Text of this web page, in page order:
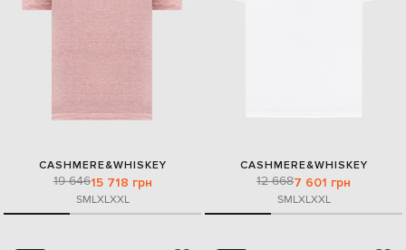
CASHMERE&WHISKEY
19 64615 718 грн
SMLXLXXL
CASHMERE&WHISKEY
12 6687 601 грн
SMLXLXXL